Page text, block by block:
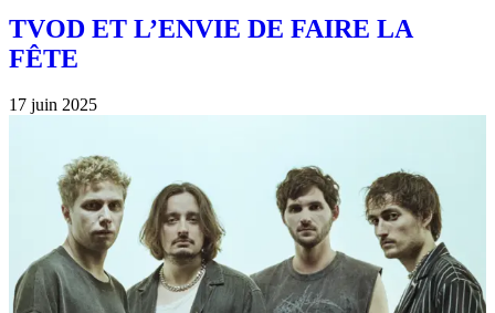
TVOD ET L’ENVIE DE FAIRE LA
FÊTE
17 juin 2025